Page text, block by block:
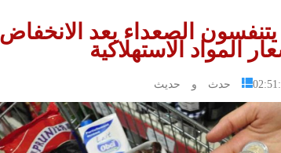
يتنفسون الصعداء بعد الانخفاض
المواد الاستهلاكية
حدث و حديث